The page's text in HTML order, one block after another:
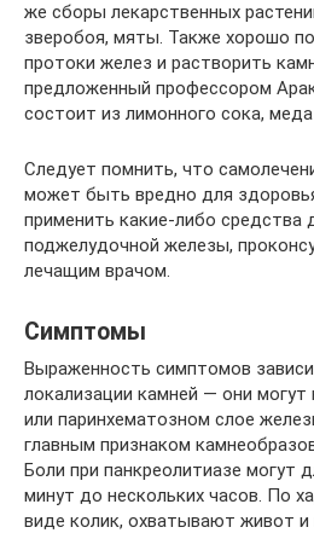
же сборы лекарственных
зверобоя, мяты. Также хорошо
протоки желез и растворить
предложенный профессором
состоит из лимонного сока,
Следует помнить, что
может быть вредно для
применить какие-либо средства
поджелудочной железы,
лечащим врачом.
Симптомы
Выраженность симптомов
локализации камней — они могут
или паринхематозном слое
главным признаком
Боли при панкреолитиазе могут
минут до нескольких часов. По
виде колик, охватывают живот и